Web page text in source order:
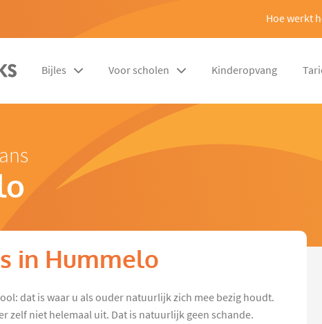
Hoe werkt
Bijles Voor scholen Kinderopvang
in Hummelo
dat is waar u als ouder natuurlijk zich mee bezig houdt.
zelf niet helemaal uit. Dat is natuurlijk geen schande.